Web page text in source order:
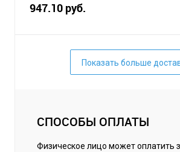
947.10 руб.
Показать больше
СПОСОБЫ ОПЛАТЫ
Физическое лицо может оплатить